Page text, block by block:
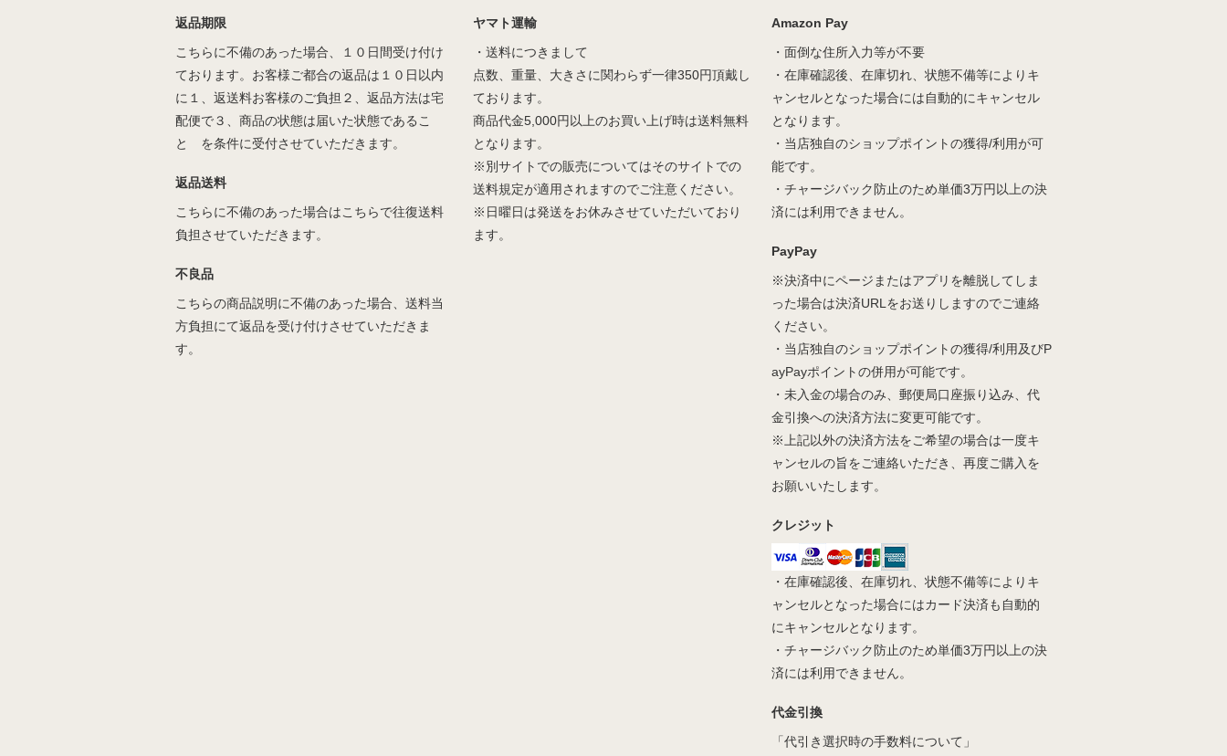
返品期限
こちらに不備のあった場合、１０日間受け付け
ております。お客様ご都合の返品は１０日以内
に１、返送料お客様のご負担２、返品方法は宅
配便で３、商品の状態は届いた状態であるこ
と を条件に受付させていただきます。
返品送料
こちらに不備のあった場合はこちらで往復送料
負担させていただきます。
不良品
こちらの商品説明に不備のあった場合、送料当
方負担にて返品を受け付けさせていただきま
す。
ヤマト運輸
・送料につきまして
点数、重量、大きさに関わらず一律350円頂戴し
ております。
商品代金5,000円以上のお買い上げ時は送料無料
となります。
※別サイトでの販売についてはそのサイトでの
送料規定が適用されますのでご注意ください。
※日曜日は発送をお休みさせていただいており
ます。
Amazon Pay
・面倒な住所入力等が不要
・在庫確認後、在庫切れ、状態不備等によりキ
ャンセルとなった場合には自動的にキャンセル
となります。
・当店独自のショップポイントの獲得/利用が可
能です。
・チャージバック防止のため単価3万円以上の決
済には利用できません。
PayPay
※決済中にページまたはアプリを離脱してしま
った場合は決済URLをお送りしますのでご連絡
ください。
・当店独自のショップポイントの獲得/利用及びP
ayPayポイントの併用が可能です。
・未入金の場合のみ、郵便局口座振り込み、代
金引換への決済方法に変更可能です。
※上記以外の決済方法をご希望の場合は一度キ
ャンセルの旨をご連絡いただき、再度ご購入を
お願いいたします。
クレジット
・在庫確認後、在庫切れ、状態不備等によりキ
ャンセルとなった場合にはカード決済も自動的
にキャンセルとなります。
・チャージバック防止のため単価3万円以上の決
済には利用できません。
代金引換
「代引き選択時の手数料について」